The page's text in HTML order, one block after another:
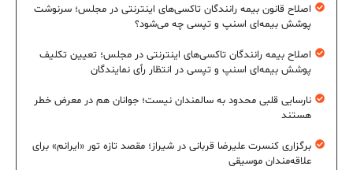
اصلاح قانون بیمه رانندگان تاکسی‌های اینترنتی در مجلس؛ سرنوشت
پوشش بیمه‌ای اسنپ و تپسی چه می‌شود؟
اصلاح بیمه رانندگان تاکسی‌های اینترنتی در مجلس؛ تعیین تکلیف
پوشش بیمه‌ای اسنپ و تپسی در انتظار رأی نمایندگان
نارسایی قلبی محدود به سالمندان نیست؛ جوانان هم در معرض خطر
هستند
برگزاری کنسرت علیرضا قربانی در شیراز؛ مقصد تازه تور «ایرانم» برای
علاقه‌مندان موسیقی